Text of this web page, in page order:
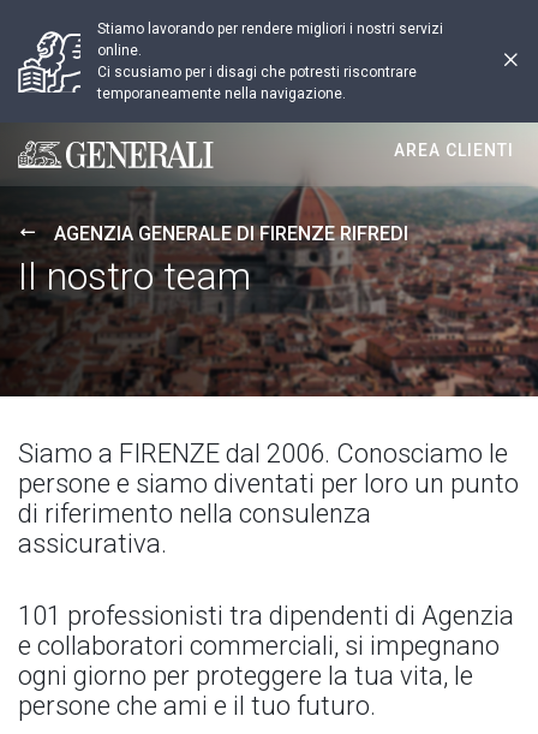
Stiamo lavorando per rendere migliori i nostri servizi
online.
Ci scusiamo per i disagi che potresti riscontrare
temporaneamente nella navigazione.
Generali logo
AREA CLIENTI
AGENZIA GENERALE DI FIRENZE RIFREDI
Il nostro team
Siamo a FIRENZE dal 2006. Conosciamo le
persone e siamo diventati per loro un punto
di riferimento nella consulenza
assicurativa.
101 professionisti tra dipendenti di Agenzia
e collaboratori commerciali, si impegnano
ogni giorno per proteggere la tua vita, le
persone che ami e il tuo futuro.